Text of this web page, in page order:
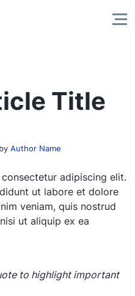
Title
by Author Name
adipiscing elit.
ut labore et dolore
veniam, quis nostrud
ut aliquip ex ea
to highlight important